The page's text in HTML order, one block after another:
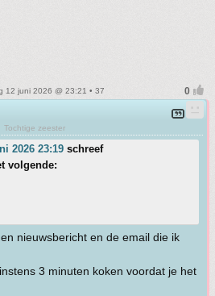
12 juni 2026 @ 23:21 • 37
Tochtige zeester
2026 23:19 schreef
volgende:
nieuwsbericht en de email die ik
3 minuten koken voordat je het